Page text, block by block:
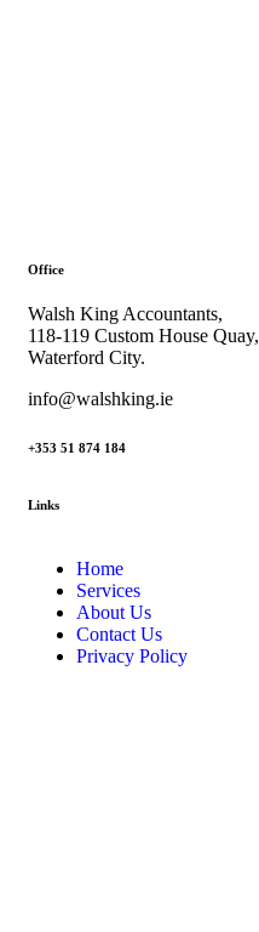
Office
Walsh King Accountants,
118-119 Custom House Quay,
Waterford City.
info@walshking.ie
+353 51 874 184
Links
Home
Services
About Us
Contact Us
Privacy Policy